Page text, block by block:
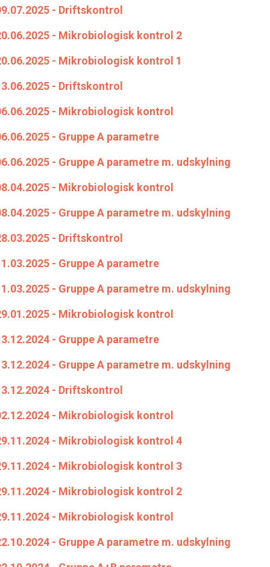
- Driftskontrol
- Mikrobiologisk kontrol 2
- Mikrobiologisk kontrol 1
- Driftskontrol
- Mikrobiologisk kontrol
- Gruppe A parametre
- Gruppe A parametre m. udskylning
- Mikrobiologisk kontrol
- Gruppe A parametre m. udskylning
- Driftskontrol
- Gruppe A parametre
- Gruppe A parametre m. udskylning
- Mikrobiologisk kontrol
- Gruppe A parametre
- Gruppe A parametre m. udskylning
- Driftskontrol
- Mikrobiologisk kontrol
- Mikrobiologisk kontrol 4
- Mikrobiologisk kontrol 3
- Mikrobiologisk kontrol 2
- Mikrobiologisk kontrol
- Gruppe A parametre m. udskylning